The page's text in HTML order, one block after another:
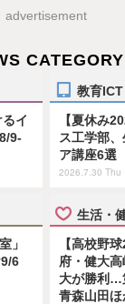
advertisement
CATEGORY
イ
9-
教育ICT
【夏休み
ス工学部
ア講座6選
2026.7.30 Thu
」
6
生活・
【高校野
府・健大
大が勝利…
青森山田ほ